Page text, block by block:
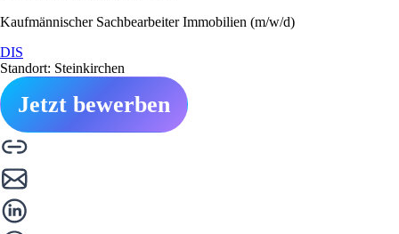
Kaufmännischer Sachbearbeiter Immobilien (m/w/d)
DIS
Standort: Steinkirchen
Jetzt bewerben